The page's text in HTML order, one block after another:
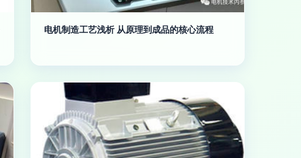
电机制造工艺浅析 从原理到成品的核心流程